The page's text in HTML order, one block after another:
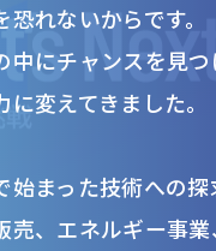
れないからです。
にチャンスを見つ
変えてきました。
まった技術への探
売、エネルギー事